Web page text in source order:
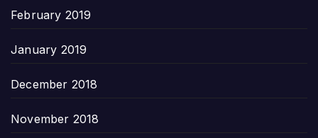
February 2019
January 2019
December 2018
November 2018